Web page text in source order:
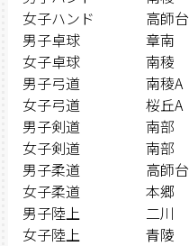
女子ハンド
男子卓球
女子卓球
男子弓道
女子弓道
男子剣道
女子剣道
男子柔道
女子柔道
男子陸上
女子陸上
高師台
章南
南稜
南稜A
桜丘A
南部
南部
高師台
本郷
二川
青陵